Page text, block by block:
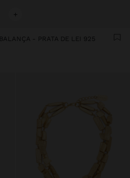
+
- PRATA DE LEI 925